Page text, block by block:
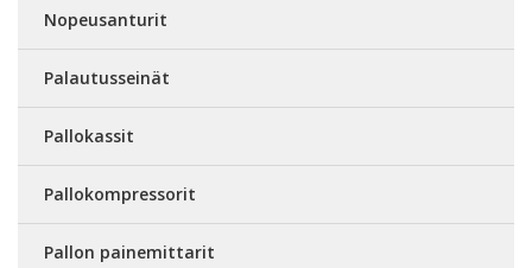
Nopeusanturit
Palautusseinät
Pallokassit
Pallokompressorit
Pallon painemittarit